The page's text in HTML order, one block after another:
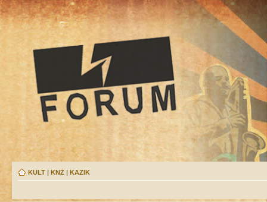
KULT | KNŻ | KAZIK